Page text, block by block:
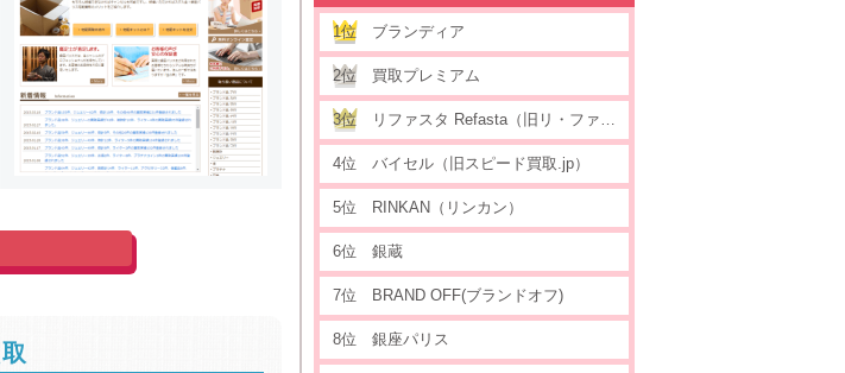
1位 ブランディア
2位 買取プレミアム
3位
4位 バイセル（旧スピード買取.jp）
5位 RINKAN（リンカン）
6位 銀蔵
7位 BRAND OFF(ブランドオフ)
8位 銀座パリス